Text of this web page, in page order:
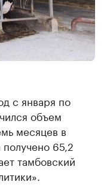
с января по
объем
месяцев в
получено 65,2
тамбовский